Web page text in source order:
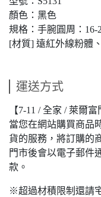
顏色：黑色
規格：手腕圓周：16-
[材質] 遠紅外線粉體
運送方式
【7-11 / 全家 / 萊爾富
當您在網站購買商品
貨的服務，將訂購的
門市後會以電子郵件
款。
※超過材積限制還請